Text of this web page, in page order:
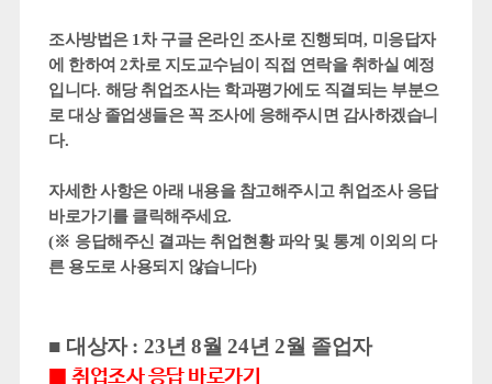
조사방법은 1차 구글 온라인 조사로 진행되며, 미응답자
에 한하여2차로 지도교수님이 직접 연락을 취하실 예정
입니다. 해당 취업조사는 학과평가에도 직결되는 부분으
로 대상 졸업생들은 꼭 조사에 응해주시면 감사하겠습니
다.
자세한 사항은 아래 내용을 참고해주시고 취업조사 응답
바로가기를 클릭해주세요.
(※ 응답해주신 결과는 취업현황 파악 및 통계 이외의 다
른 용도로 사용되지 않습니다)
■ 대상자: 23년8월24년2월 졸업자
■취업조사 응답 바로가기